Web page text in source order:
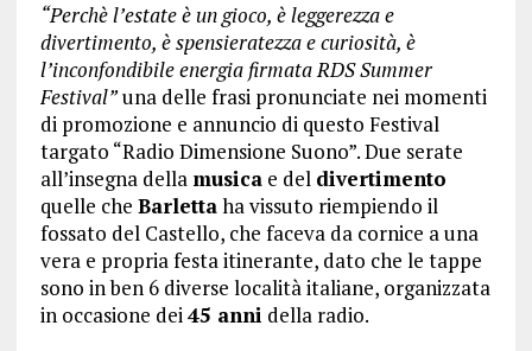
“Perchè l’estate è un gioco, è leggerezza e
divertimento, è spensieratezza e curiosità, è
l’inconfondibile energia firmata RDS Summer
Festival”una delle frasi pronunciate nei momenti
di promozione e annuncio di questo Festival
targato “Radio Dimensione Suono”. Due serate
all’insegna della musicae del divertimento
quelle che Barlettaha vissuto riempiendo il
fossato del Castello, che faceva da cornice a una
vera e propria festa itinerante, dato che le tappe
sono in ben 6 diverse località italiane, organizzata
in occasione dei45 anni della radio.